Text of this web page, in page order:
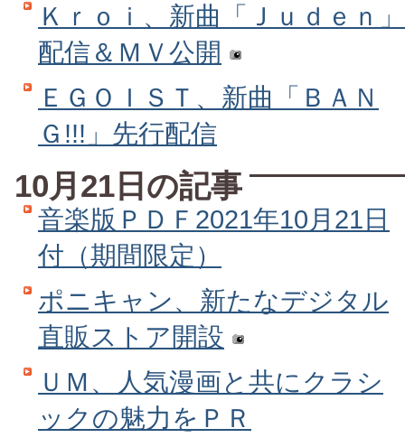
Ｋｒｏｉ、新曲「Ｊｕｄｅｎ」
配信＆ＭＶ公開
ＥＧＯＩＳＴ、新曲「ＢＡＮ
Ｇ!!!」先行配信
10月21日の記事
音楽版ＰＤＦ2021年10月21日
付（期間限定）
ポニキャン、新たなデジタル
直販ストア開設
ＵＭ、人気漫画と共にクラシ
ックの魅力をＰＲ